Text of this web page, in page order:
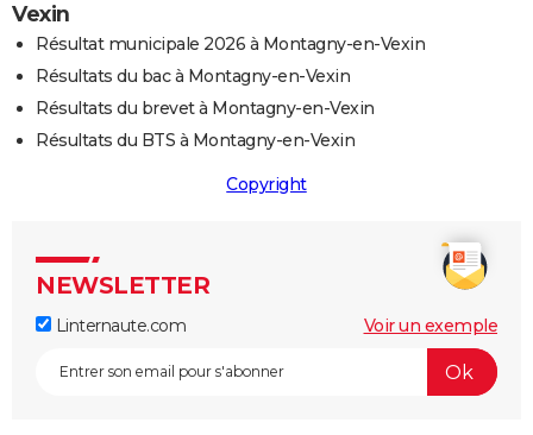
Vexin
Résultat municipale 2026 à Montagny-en-Vexin
Résultats du bac à Montagny-en-Vexin
Résultats du brevet à Montagny-en-Vexin
Résultats du BTS à Montagny-en-Vexin
Copyright
NEWSLETTER
Linternaute.com Voir un exemple